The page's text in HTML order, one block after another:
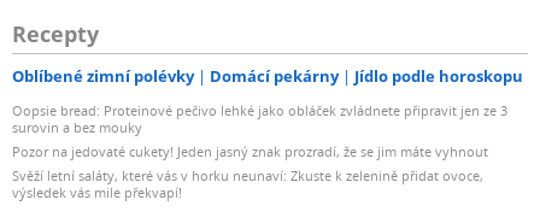
Recepty
Oblíbené zimní polévky Domácí pekárny Jídlo podle horoskopu
Oopsie bread: Proteinové pečivo lehké jako obláček zvládnete připravit jen ze 3
surovin a bez mouky
Pozor na jedovaté cukety! Jeden jasný znak prozradí, že se jim máte vyhnout
Svěží letní saláty, které vás v horku neunaví: Zkuste k zelenině přidat ovoce,
výsledek vás mile překvapí!